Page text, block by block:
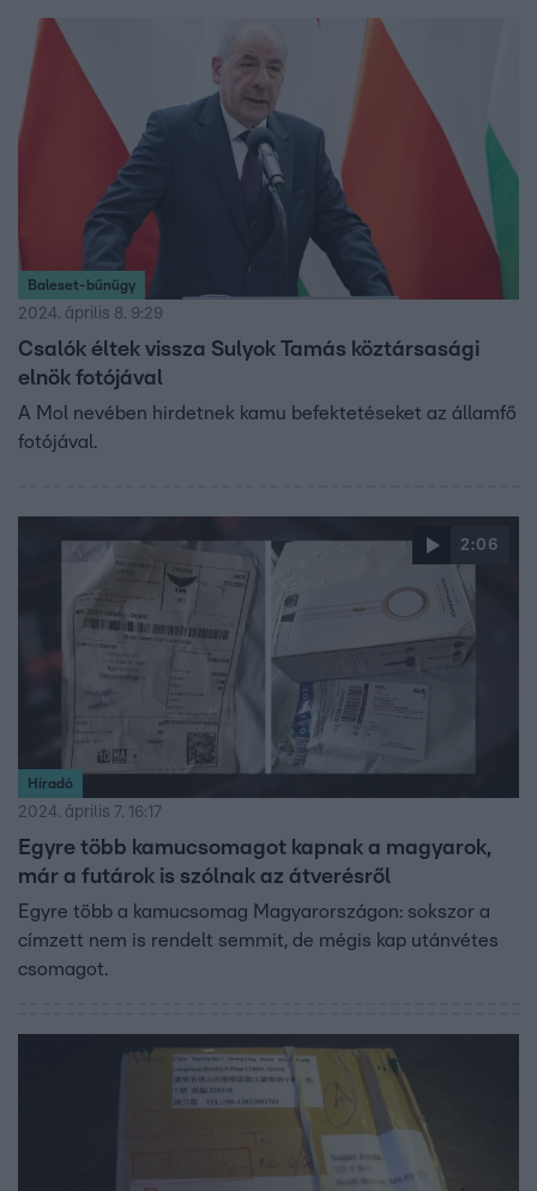
Baleset-bűnügy
2024. április 8. 9:29
Csalók éltek vissza Sulyok Tamás köztársasági
elnök fotójával
A Mol nevében hirdetnek kamu befektetéseket az államfő
fotójával.
2:06
Híradó
2024. április 7. 16:17
Egyre több kamucsomagot kapnak a magyarok,
már a futárok is szólnak az átverésről
Egyre több a kamucsomag Magyarországon: sokszor a
címzett nem is rendelt semmit, de mégis kap utánvétes
csomagot.